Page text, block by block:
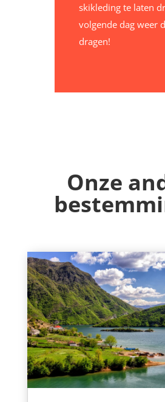
skikleding te laten
volgende dag weer
dragen!
Onze